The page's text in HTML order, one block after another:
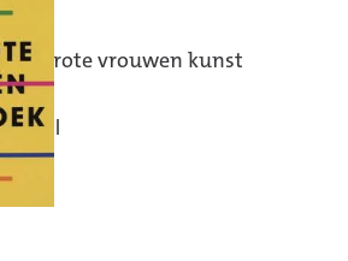
Het grote vrouwen kunst
boek
Morrill